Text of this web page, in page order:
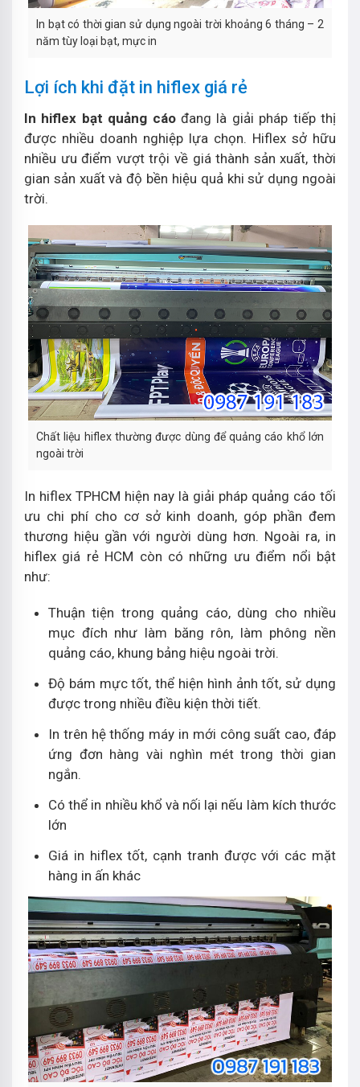
In bạt có thời gian sử dụng ngoài trời khoảng 6 tháng – 2
năm tùy loại bạt, mực in
Lợi ích khi đặt in hiflex giá rẻ
In hiflex bạt quảng cáođang là giải pháp tiếp thị
được nhiều doanh nghiệp lựa chọn. Hiflex sở hữu
nhiều ưu điểm vượt trội về giá thành sản xuất, thời
gian sản xuất và độ bền hiệu quả khi sử dụng ngoài
trời.
Chất liệu hiflex thường được dùng để quảng cáo khổ lớn
ngoài trời
In hiflex TPHCM hiện nay là giải pháp quảng cáo tối
ưu chi phí cho cơ sở kinh doanh, góp phần đem
thương hiệu gần với người dùng hơn. Ngoài ra, in
hiflex giá rẻ HCM còn có những ưu điểm nổi bật
như:
Thuận tiện trong quảng cáo, dùng cho nhiều
mục đích như làm băng rôn, làm phông nền
quảng cáo, khung bảng hiệu ngoài trời.
Độ bám mực tốt, thể hiện hình ảnh tốt, sử dụng
được trong nhiều điều kiện thời tiết.
In trên hệ thống máy in mới công suất cao, đáp
ứng đơn hàng vài nghìn mét trong thời gian
ngắn.
Có thể in nhiều khổ và nối lại nếu làm kích thước
lớn
Giá in hiflex tốt, cạnh tranh được với các mặt
hàng in ấn khác